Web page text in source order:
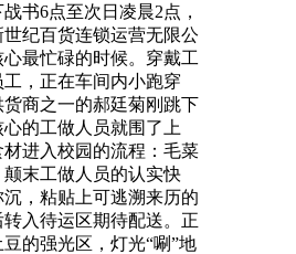
书6点至次日凌晨2点，
纪百货连锁运营无限公
最忙碌的时候。穿戴工
，正在车间内小跑穿
商之一的郝廷菊刚跳下
的工做人员就围了上
进入校园的流程：毛菜
末工做人员的认实快
，粘贴上可逃溯来历的
转入待运区期待配送。正
的强光区，灯光“唰”地